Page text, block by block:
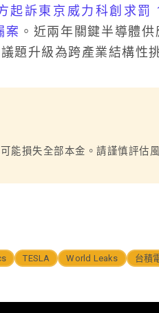
起訴東京威力科創求罰
案 。近兩年關鍵半導體
題升級為跨產業結構性
能損失全部本金。請謹慎評估
TESLA World Leaks 台積